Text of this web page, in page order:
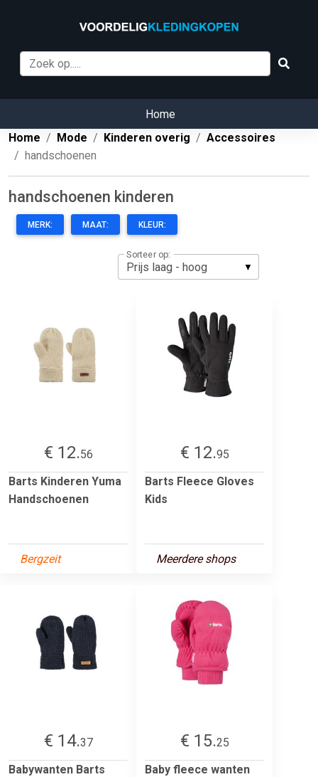
Home
Home
Mode Kinderen overig
Accessoires
handschoenen
handschoenen kinderen
MERK: MAAT: KLEUR:
Sorteer op:
€ 12.56
Barts Kinderen Yuma
Handschoenen
Bergzeit
€ 12.95
Barts Fleece Gloves
Kids
Meerdere shops
€ 14.37
Babywanten Barts
€ 15.25
Baby fleece wanten